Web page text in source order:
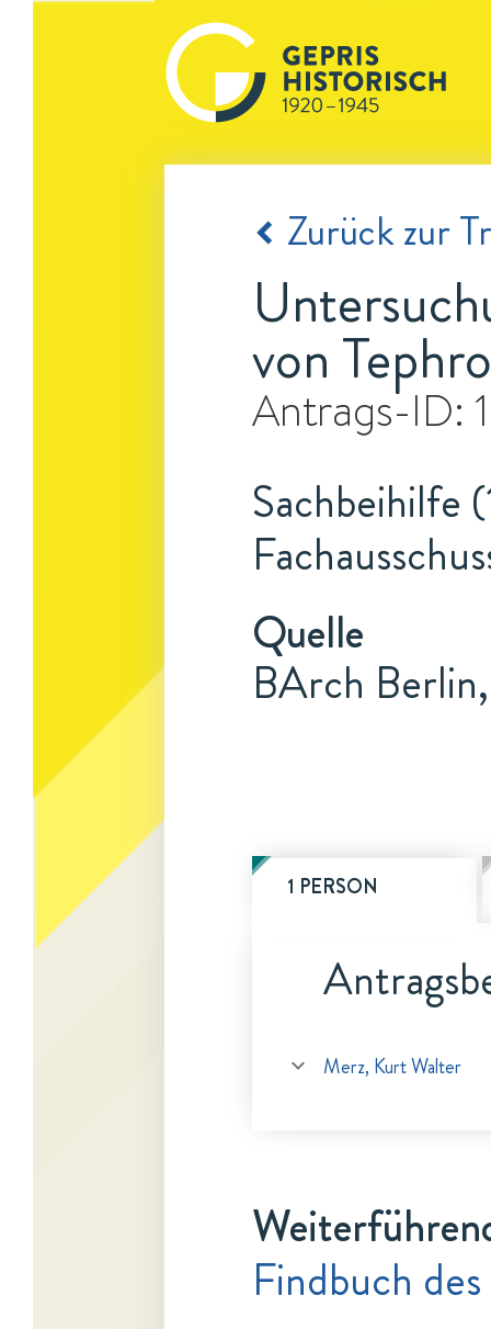
Zurück zur
von
Antrags-ID:
Sachbeihilfe
Quelle
BArch
1 PERSON
Merz, Kurt Walter
Findbuch